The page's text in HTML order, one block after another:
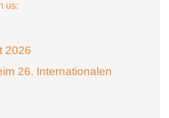
us:
2026
26. Internationalen